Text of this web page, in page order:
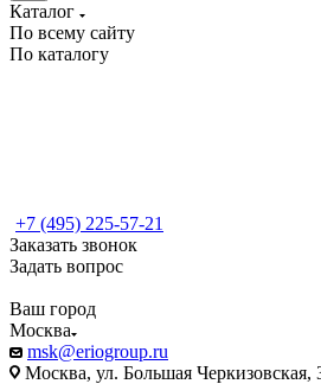
Каталог
По всему сайту
По каталогу
+7 (495) 225-57-21
Заказать звонок
Задать вопрос
Ваш город
Москва
msk@eriogroup.ru
Москва, ул. Большая Черкизовская,